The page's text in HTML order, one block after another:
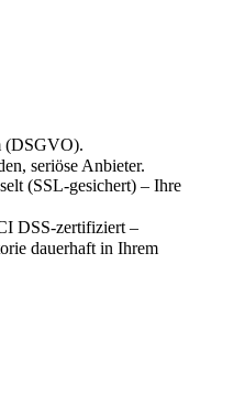
(DSGVO).
seriöse Anbieter.
(SSL-gesichert) – Ihre
DSS-zertifiziert –
dauerhaft in Ihrem